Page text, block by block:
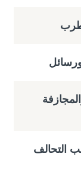
التحالف